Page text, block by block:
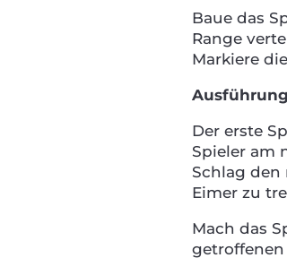
Baue das
Range
Markiere
Der erste
Spieler am
Schlag den
Eimer zu
Mach das
getroffenen